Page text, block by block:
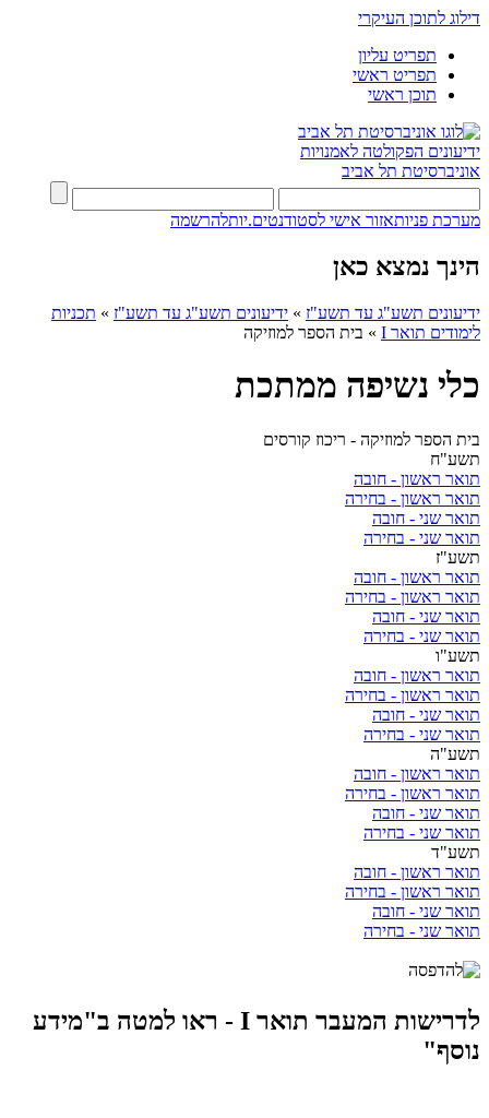
דילוג לתוכן העיקרי
תפריט עליון
תפריט ראשי
תוכן ראשי
ידיעונים הפקולטה לאמנויות
אוניברסיטת תל אביב
מערכת פניותאזור אישי לסטודנטים.יותלהרשמה
הינך נמצא כאן
ידיעונים תשע"ג עד תשע"ז » ידיעונים תשע"ג עד תשע"ז » תכניות
לימודים תואר I
» בית הספר למוזיקה
כלי נשיפה ממתכת
בית הספר למוזיקה - ריכוז קורסים
תשע"ח
תואר ראשון - חובה
תואר ראשון - בחירה
תואר שני - חובה
תואר שני - בחירה
תשע"ז
תואר ראשון - חובה
תואר ראשון - בחירה
תואר שני - חובה
תואר שני - בחירה
תשע"ו
תואר ראשון - חובה
תואר ראשון - בחירה
תואר שני - חובה
תואר שני - בחירה
תשע"ה
תואר ראשון - חובה
תואר ראשון - בחירה
תואר שני - חובה
תואר שני - בחירה
תשע"ד
תואר ראשון - חובה
תואר ראשון - בחירה
תואר שני - חובה
תואר שני - בחירה
לדרישות המעבר תואר I - ראו למטה ב"מידע
נוסף"